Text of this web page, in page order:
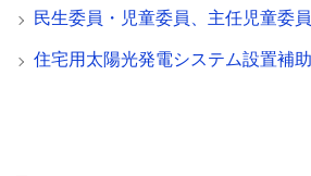
民生委員・児童委員、主任児童委員
住宅用太陽光発電システム設置補